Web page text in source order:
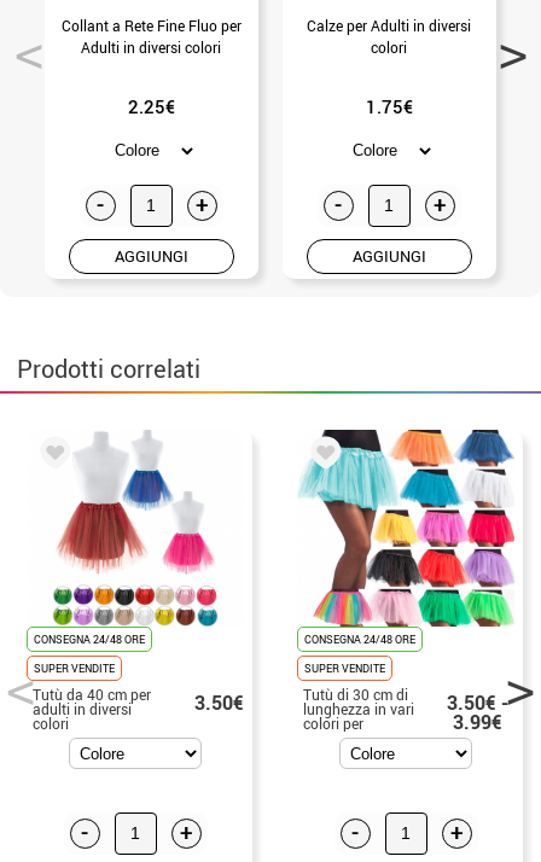
Collant a Rete Fine Fluo per
Adulti in diversi colori
2.25€
- +
AGGIUNGI
Calze per Adulti in diversi
colori
1.75€
- +
AGGIUNGI
Prodotti correlati
CONSEGNA 24/48 ORE
SUPER VENDITE
Tutù da 40 cm per
adulti in diversi
colori
3.50€
- +
CONSEGNA 24/48 ORE
SUPER VENDITE
Tutù di 30 cm di
lunghezza in vari
colori per
bambine
3.50€ -
3.99€
- +